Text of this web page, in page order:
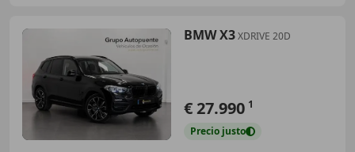
BMW X3XDRIVE 20D
€ 27.990 1
Precio justo